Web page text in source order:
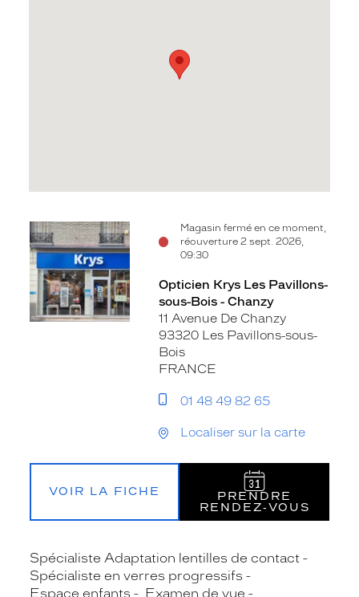
Magasin fermé en ce moment,
réouverture 2 sept. 2026,
09:30
Voir
la
fiche
Opticien Krys Les Pavillons-
sous-Bois - Chanzy
11 Avenue De Chanzy
93320 Les Pavillons-sous-
Bois
FRANCE
01 48 49 82 65
Localiser sur la carte
VOIR LA FICHE
PRENDRE
RENDEZ‑VOUS
Spécialiste Adaptation lentilles de contact
Spécialiste en verres progressifs
Espace enfants
Examen de vue